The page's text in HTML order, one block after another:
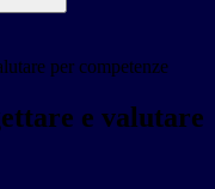
per competenze
e valutare